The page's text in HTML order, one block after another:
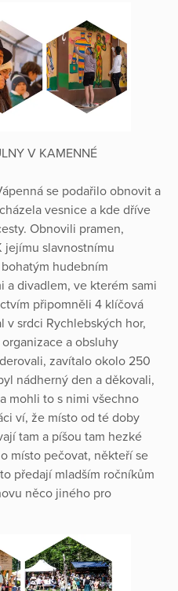
V KAMENNÉ
se podařilo obnovit a
vesnice a kde dříve
Obnovili pramen,
jejímu slavnostnímu
hudebním
a divadlem, ve kterém sami
připomněli 4 klíčová
v srdci Rychlebských hor,
a obsluhy
zavítalo okolo 250
nádherný den a děkovali,
mohli to s nimi všechno
ví, že místo od té doby
tam a píšou tam hezké
místo pečovat, někteří se
předají mladším ročníkům
něco jiného pro